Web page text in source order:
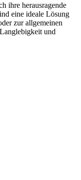
ihre herausragende
eine ideale Lösung
zur allgemeinen
und